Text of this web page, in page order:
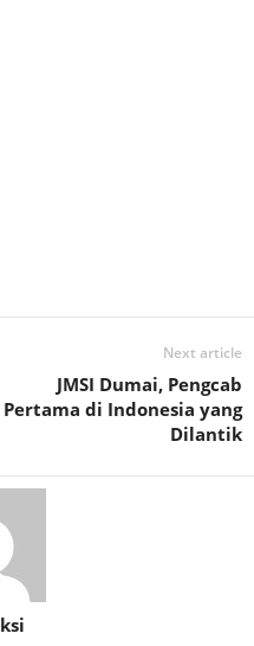
Next article
JMSI Dumai, Pengcab
Pertama di Indonesia yang
Dilantik